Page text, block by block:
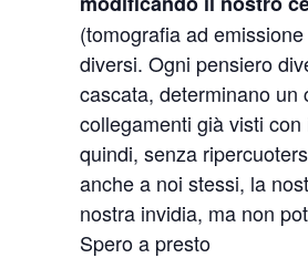
(tomografia ad
diversi. Ogni pensiero
cascata, determinano un
collegamenti già visti
quindi, senza
anche a noi stessi, la
nostra invidia, ma non
Spero a presto